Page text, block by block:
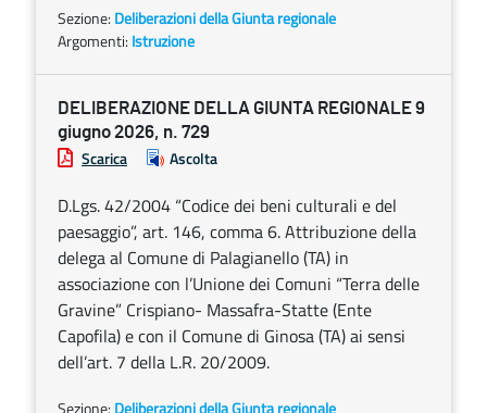
Sezione: Deliberazioni della Giunta regionale
Argomenti: Istruzione
DELIBERAZIONE DELLA GIUNTA REGIONALE 9
giugno 2026, n. 729
Scarica Ascolta
D.Lgs. 42/2004 “Codice dei beni culturali e del
paesaggio”, art. 146, comma 6. Attribuzione della
delega al Comune di Palagianello (TA) in
associazione con l’Unione dei Comuni “Terra delle
Gravine” Crispiano- Massafra-Statte (Ente
Capofila) e con il Comune di Ginosa (TA) ai sensi
dell’art. 7 della L.R. 20/2009.
Sezione: Deliberazioni della Giunta regionale